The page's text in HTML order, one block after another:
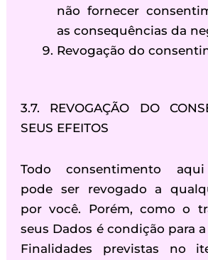
não fornecer
as consequências da
Revogação do
3.7. REVOGAÇÃO DO
SEUS EFEITOS
Todo consentimento aqui
pode ser revogado a
por você. Porém, como o
seus Dados é condição para
Finalidades previstas no